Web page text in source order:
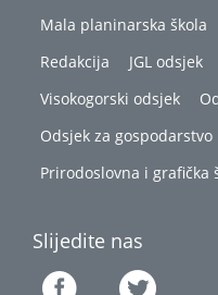
Mala planinarska škola
Redakcija
JGL odsjek
Visokogorski odsjek
Odsjek za gospodarstvo
Prirodoslovna i grafička
Slijedite nas